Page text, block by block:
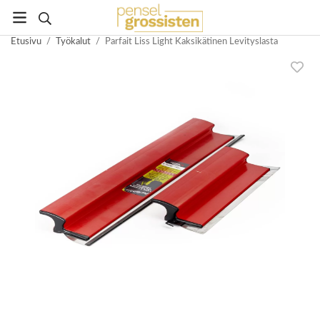
Etusivu / Työkalut / Parfait Liss Light Kaksikätinen Levityslasta